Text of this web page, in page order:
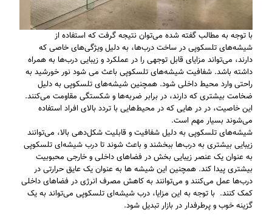
با توجه به مطالب گفته شده می‌توان نتیجه گرفت که استفاده از
شیشه‌های تلسکوپی در ساخت درب‌ها، به دلیل ویژگی‌های خاصی که
دارند، می‌تواند مزایای قابل توجهی را در عملکرد و زیبایی درب‌ها به همراه
داشته باشد. شفافیت شیشه‌های تلسکوپی باعث می شود نور خورشید به
راحتی وارد محیط داخلی شود. همچنین شیشه‌های تلسکوپی به دلیل
ضخامت بیشتری که دارند، در برابر ضربه‌ها و شکستگی مقاومت می‌کنند.
این خاصیت، در در ‌هایی که در محیط‌هایی با تردد بالای افراد استفاده
می‌شوند بسیار مهم است.
شیشه‌های تلسکوپی به دلیل شفافیت و قابلیت شکل‌دهی بالا، می‌توانند
زیبایی بیشتری به درب‌ها ببخشند و باعث شوند تا درب‌ شیشه‌ای تلسکوپی
به عنوان یک عنصر زیبایی ‌بخش در فضاهای داخلی و خارجی محبوبیت
بیشتری پیدا کند. همچنین این شیشه ها به عنوان یک عایق حرارتی در
درب‌ها عمل می‌کنند و می‌توانند به کاهش مصرف انرژی در فضاهای داخلی
کمک کنند. با توجه به این مزایا، درب‌ شیشه‌ای تلسکوپی می‌تواند به یک
گزینه خوب و پرطرفدار در بازار تبدیل شود.